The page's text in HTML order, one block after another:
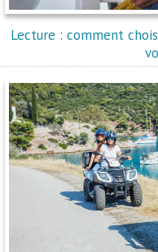
Lecture : comment